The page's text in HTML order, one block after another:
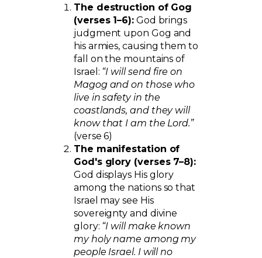
The destruction of Gog
(verses 1–6):God brings
judgment upon Gog and
his armies, causing them to
fall on the mountains of
Israel: “I will send fire on
Magog and on those who
live in safety in the
coastlands, and they will
know that I am the Lord.”
(verse 6)
The manifestation of
God's glory (verses 7–8):
God displays His glory
among the nations so that
Israel may see His
sovereignty and divine
glory: “I will make known
my holy name among my
people Israel. I will no